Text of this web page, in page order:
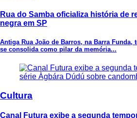
Rua do Samba oficializa história de
negra em SP
Antiga Rua João de Barros, na Barra Funda,
se consolida como pilar da memória...
Cultura
Canal Futura exibe a segunda